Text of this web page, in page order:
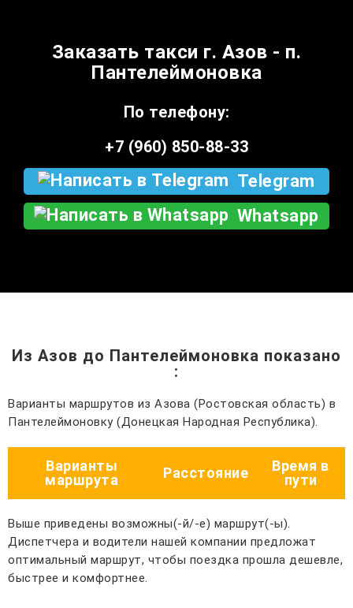
Заказать такси г. Азов - п.
Пантелеймоновка
По телефону:
+7 (960) 850-88-33
Telegram
Whatsapp
Из Азов до Пантелеймоновка показано
:
Варианты маршрутов из Азова (Ростовская область) в
Пантелеймоновку (Донецкая Народная Республика).
Варианты
маршрута
Расстояние
Время в
пути
Выше приведены возможны(-й/-е) маршрут(-ы).
Диспетчера и водители нашей компании предложат
оптимальный маршрут, чтобы поездка прошла дешевле,
быстрее и комфортнее.